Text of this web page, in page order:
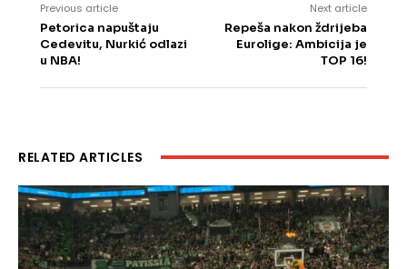
Previous article
Petorica napuštaju
Cedevitu, Nurkić odlazi
u NBA!
Next article
Repeša nakon ždrijeba
Eurolige: Ambicija je
TOP 16!
RELATED ARTICLES